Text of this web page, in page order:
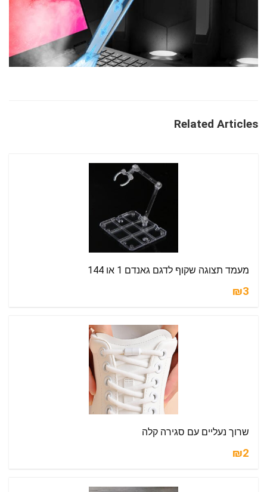
Related Articles
מעמד תצוגה שקוף לדגם גאנדם 1 או 144
₪3
שרוך נעליים עם סגירה קלה
₪2